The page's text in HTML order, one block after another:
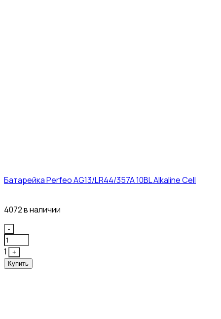
Батарейка Perfeo AG13/LR44/357A 10BL Alkaline Cell
4072 в наличии
Quantity
-
1
+
Купить